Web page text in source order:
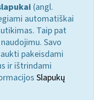
(angl.
automatiškai
Taip pat
Savo
pakeisdami
ir ištrindami
Slapukų